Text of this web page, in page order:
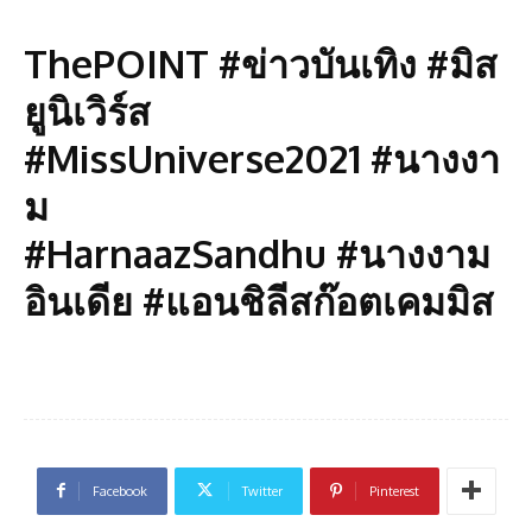
ThePOINT #ข่าวบันเทิง #มิส
ยูนิเวิร์ส
#MissUniverse2021 #นางงา
ม
#HarnaazSandhu #นางงาม
อินเดีย #แอนชิลีสก๊อตเคมมิส
Facebook Twitter Pinterest